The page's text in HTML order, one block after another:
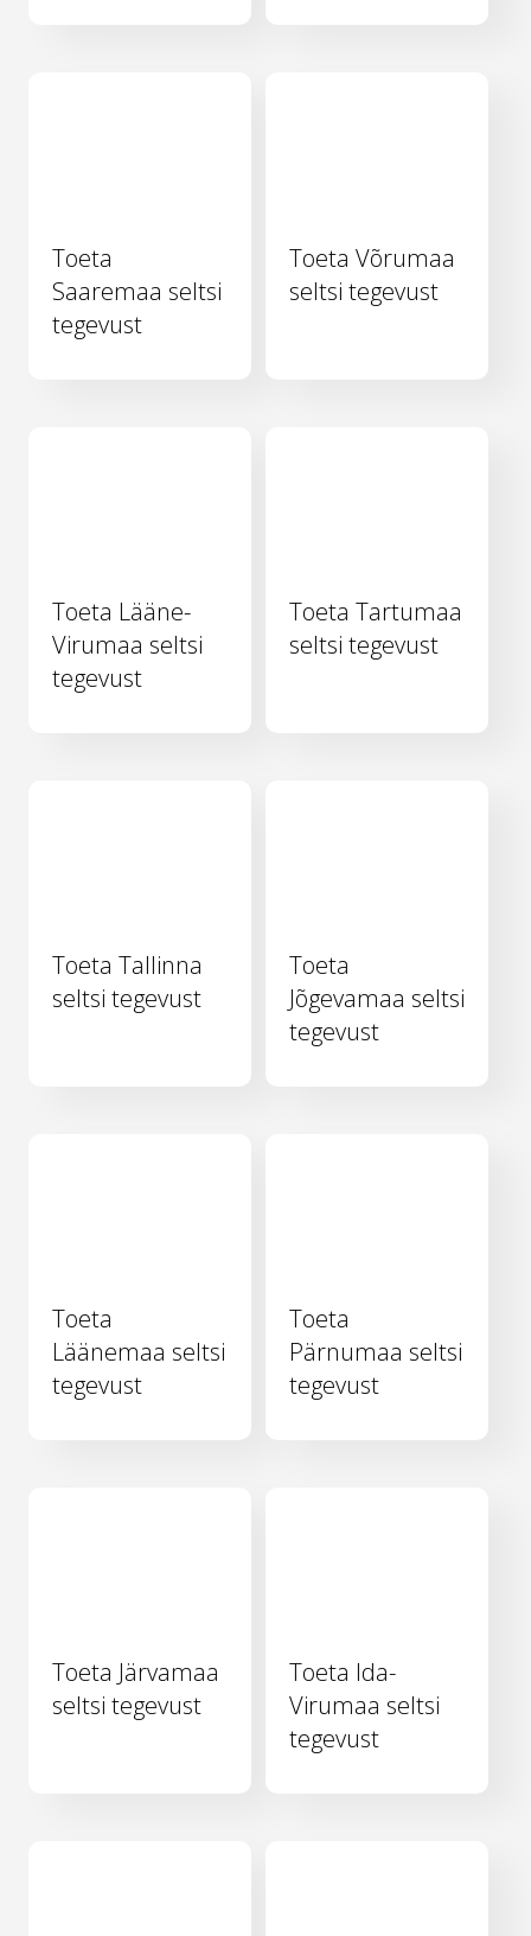
Toeta
Saaremaa seltsi
tegevust
Toeta Võrumaa
seltsi tegevust
Toeta Lääne-
Virumaa seltsi
tegevust
Toeta Tartumaa
seltsi tegevust
Toeta Tallinna
seltsi tegevust
Toeta
Jõgevamaa seltsi
tegevust
Toeta
Läänemaa seltsi
tegevust
Toeta
Pärnumaa seltsi
tegevust
Toeta Järvamaa
seltsi tegevust
Toeta Ida-
Virumaa seltsi
tegevust